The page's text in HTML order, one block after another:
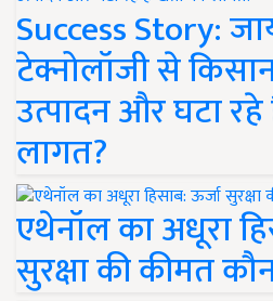
Success Story:
टेक्नोलॉजी से
उत्पादन और घटा
लागत?
एथेनॉल का अधूरा
सुरक्षा की कीमत